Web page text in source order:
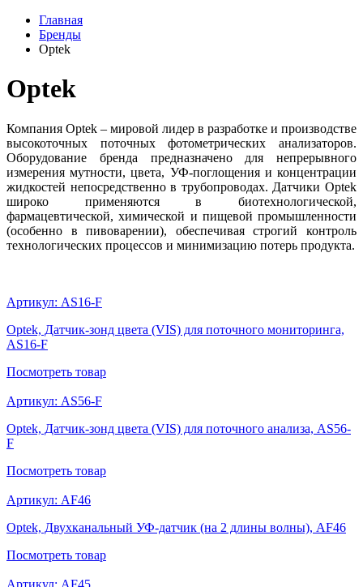
Главная
Бренды
Optek
Optek
Компания Optek – мировой лидер в разработке и производстве
высокоточных поточных фотометрических анализаторов.
Оборудование бренда предназначено для непрерывного
измерения мутности, цвета, УФ-поглощения и концентрации
жидкостей непосредственно в трубопроводах. Датчики Optek
широко применяются в биотехнологической,
фармацевтической, химической и пищевой промышленности
(особенно в пивоварении), обеспечивая строгий контроль
технологических процессов и минимизацию потерь продукта.
Артикул: AS16-F
Optek, Датчик-зонд цвета (VIS) для поточного мониторинга,
AS16-F
Посмотреть товар
Артикул: AS56-F
Optek, Датчик-зонд цвета (VIS) для поточного анализа, AS56-
F
Посмотреть товар
Артикул: AF46
Optek, Двухканальный УФ-датчик (на 2 длины волны), AF46
Посмотреть товар
Артикул: AF45